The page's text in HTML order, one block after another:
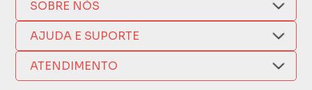
SOBRE NÓS
Quem Somos
Compra Segura
Como Comprar
Nossas Lojas
AJUDA E SUPORTE
Nosso Aplicativo
Trocas e Devoluções
ATENDIMENTO